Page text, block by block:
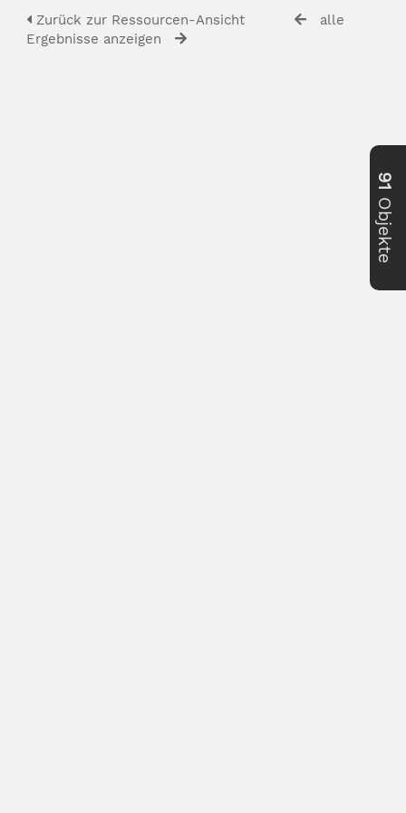
Zurück zur Ressourcen-Ansicht
alle
Ergebnisse anzeigen
91
Objekte